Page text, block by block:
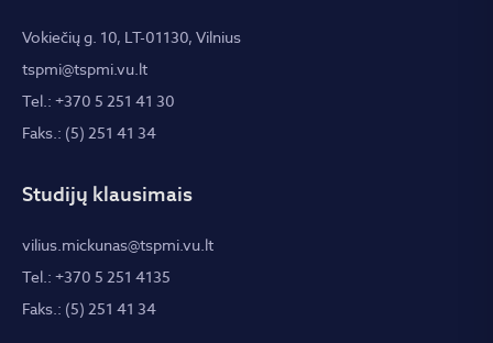
Vokiečių g. 10, LT-01130, Vilnius
tspmi@tspmi.vu.lt
Tel.: +370 5 251 41 30
Faks.: (5) 251 41 34
Studijų klausimais
vilius.mickunas@tspmi.vu.lt
Tel.: +370 5 251 4135
Faks.: (5) 251 41 34